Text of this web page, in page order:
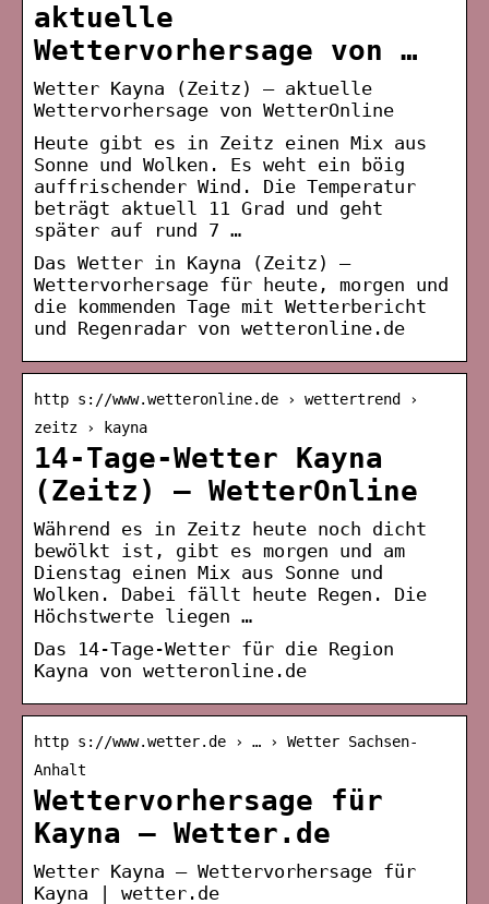
aktuelle
Wettervorhersage von …
Wetter Kayna (Zeitz) – aktuelle
Wettervorhersage von WetterOnline
Heute gibt es in Zeitz einen Mix aus
Sonne und Wolken. Es weht ein böig
auffrischender Wind. Die Temperatur
beträgt aktuell 11 Grad und geht
später auf rund 7 …
Das Wetter in Kayna (Zeitz) –
Wettervorhersage für heute, morgen und
die kommenden Tage mit Wetterbericht
und Regenradar von wetteronline.de
http s://www.wetteronline.de › wettertrend ›
zeitz › kayna
14-Tage-Wetter Kayna
(Zeitz) – WetterOnline
Während es in Zeitz heute noch dicht
bewölkt ist, gibt es morgen und am
Dienstag einen Mix aus Sonne und
Wolken. Dabei fällt heute Regen. Die
Höchstwerte liegen …
Das 14-Tage-Wetter für die Region
Kayna von wetteronline.de
http s://www.wetter.de › … › Wetter Sachsen-
Anhalt
Wettervorhersage für
Kayna – Wetter.de
Wetter Kayna – Wettervorhersage für
Kayna | wetter.de